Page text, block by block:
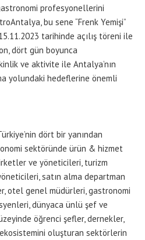
profesyonellerini
bu sene “Frenk Yemişi”
tarihinde açılış töreni ile
dört gün boyunca
ve aktivite ile Antalya’nın
yolundaki hedeflerine önemli
dört bir yanından
sektöründe ürün & hizmet
ve yöneticileri, turizm
satın alma departman
otel genel müdürleri, gastronomi
dünyaca ünlü şef ve
öğrenci şefler, dernekler,
oluşturan sektörlerin